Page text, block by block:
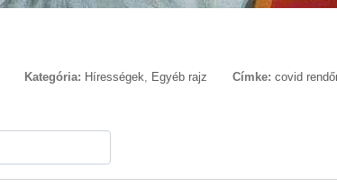
Kategória: Hírességek, Egyéb rajz Címke: covid